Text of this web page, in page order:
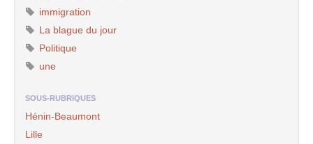
immigration
La blague du jour
Politique
une
SOUS-RUBRIQUES
Hénin-Beaumont
Lille